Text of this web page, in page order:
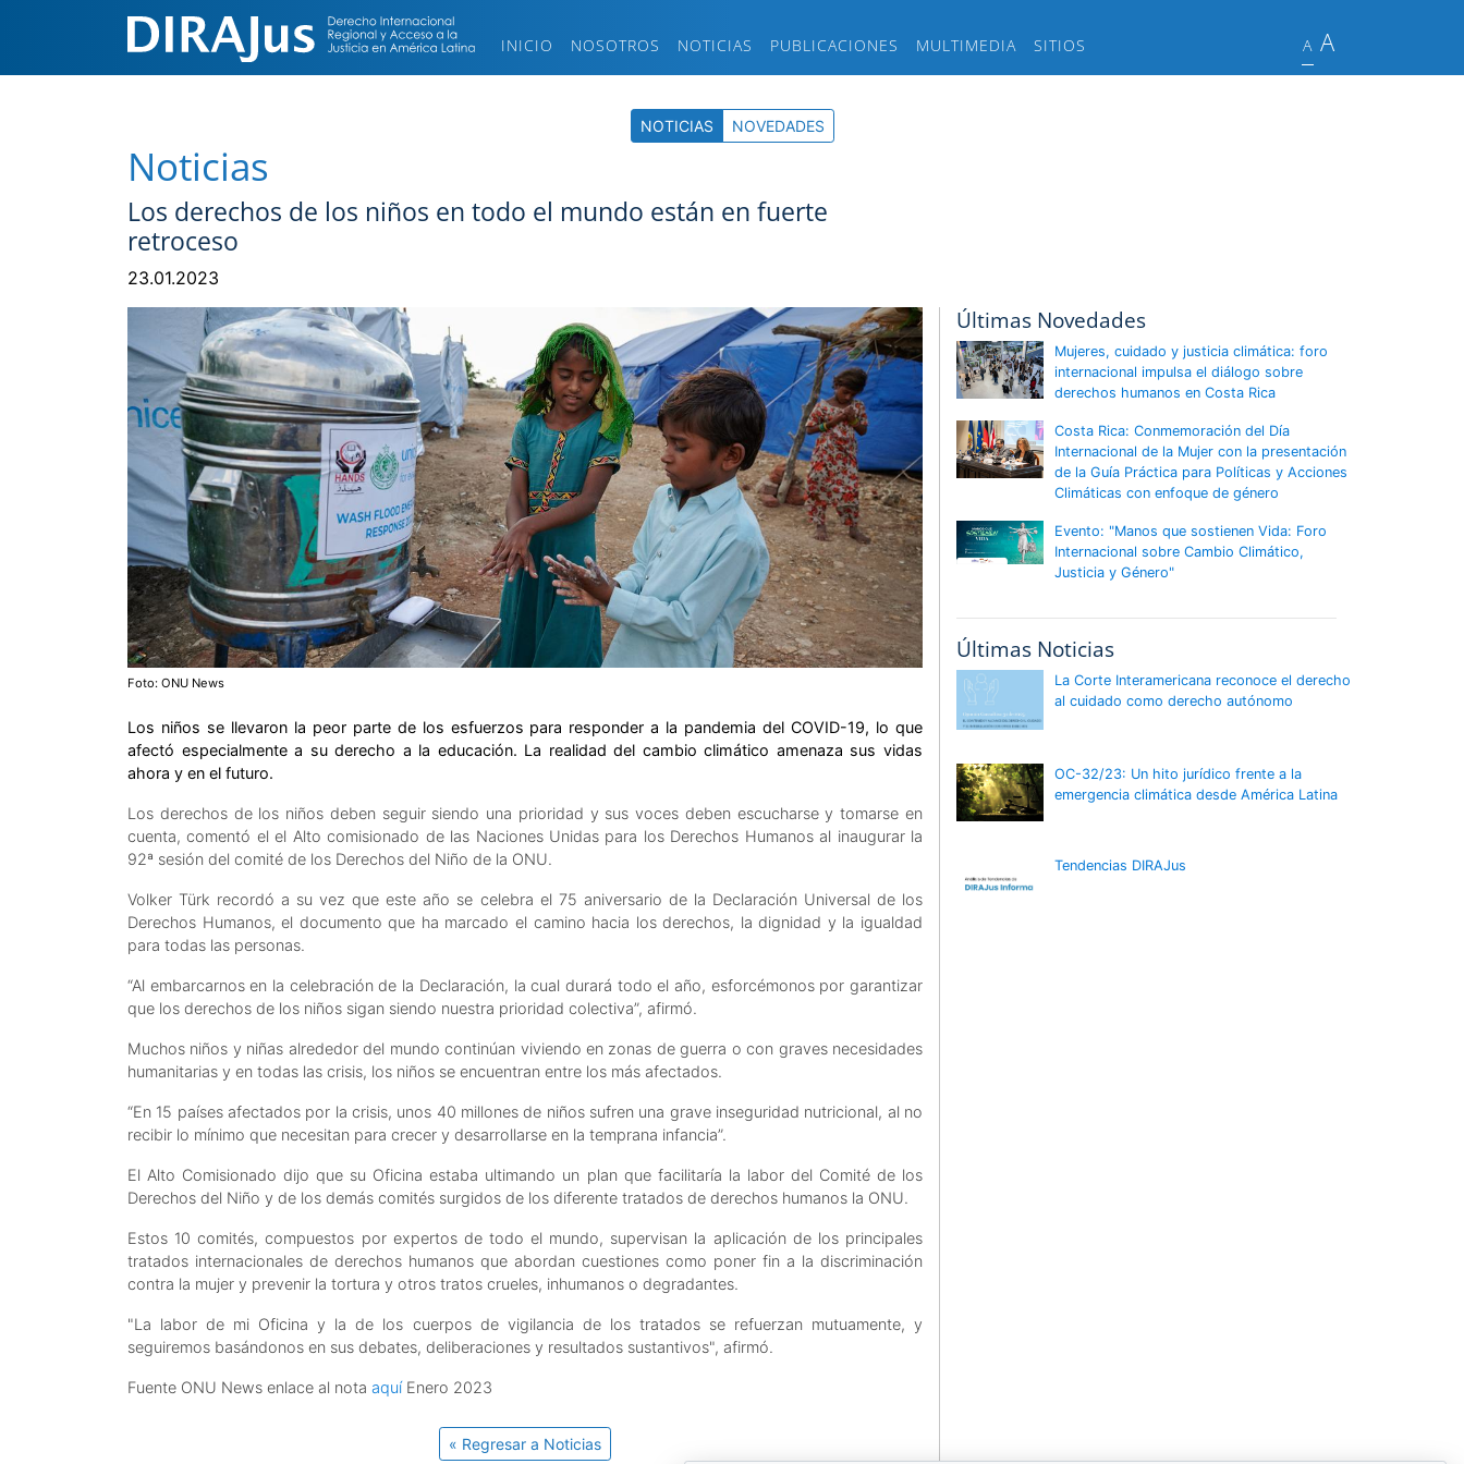
INICIO NOSOTROS NOTICIAS PUBLICACIONES MULTIMEDIA SITIOS A A
NOTICIAS NOVEDADES
Noticias
Los derechos de los niños en todo el mundo están en fuerte
retroceso
23.01.2023
Foto: ONU News
Los niños se llevaron la peor parte de los esfuerzos para responder a la pandemia del COVID-19, lo que
afectó especialmente a su derecho a la educación. La realidad del cambio climático amenaza sus vidas
ahora y en el futuro.
Los derechos de los niños deben seguir siendo una prioridad y sus voces deben escucharse y tomarse en
cuenta, comentó el el Alto comisionado de las Naciones Unidas para los Derechos Humanos al inaugurar la
92ª sesión del comité de los Derechos del Niño de la ONU.
Volker Türk recordó a su vez que este año se celebra el 75 aniversario de la Declaración Universal de los
Derechos Humanos, el documento que ha marcado el camino hacia los derechos, la dignidad y la igualdad
para todas las personas.
“Al embarcarnos en la celebración de la Declaración, la cual durará todo el año, esforcémonos por garantizar
que los derechos de los niños sigan siendo nuestra prioridad colectiva”, afirmó.
Muchos niños y niñas alrededor del mundo continúan viviendo en zonas de guerra o con graves necesidades
humanitarias y en todas las crisis, los niños se encuentran entre los más afectados.
“En 15 países afectados por la crisis, unos 40 millones de niños sufren una grave inseguridad nutricional, al no
recibir lo mínimo que necesitan para crecer y desarrollarse en la temprana infancia”.
El Alto Comisionado dijo que su Oficina estaba ultimando un plan que facilitaría la labor del Comité de los
Derechos del Niño y de los demás comités surgidos de los diferente tratados de derechos humanos la ONU.
Estos 10 comités, compuestos por expertos de todo el mundo, supervisan la aplicación de los principales
tratados internacionales de derechos humanos que abordan cuestiones como poner fin a la discriminación
contra la mujer y prevenir la tortura y otros tratos crueles, inhumanos o degradantes.
"La labor de mi Oficina y la de los cuerpos de vigilancia de los tratados se refuerzan mutuamente, y
seguiremos basándonos en sus debates, deliberaciones y resultados sustantivos", afirmó.
Fuente ONU News enlace al nota aquíEnero 2023
« Regresar a Noticias
Últimas Novedades
Mujeres, cuidado y justicia climática: foro
internacional impulsa el diálogo sobre
derechos humanos en Costa Rica
Costa Rica: Conmemoración del Día
Internacional de la Mujer con la presentación
de la Guía Práctica para Políticas y Acciones
Climáticas con enfoque de género
Evento: "Manos que sostienen Vida: Foro
Internacional sobre Cambio Climático,
Justicia y Género"
Últimas Noticias
La Corte Interamericana reconoce el derecho
al cuidado como derecho autónomo
OC-32/23: Un hito jurídico frente a la
emergencia climática desde América Latina
Tendencias DIRAJus